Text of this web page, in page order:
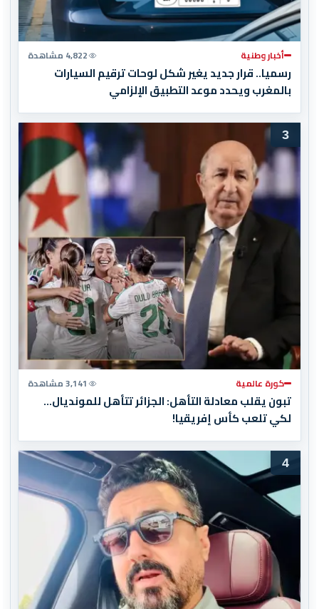
أخبار وطنية 4,822 مشاهدة
رسميا.. قرار جديد يغير شكل لوحات ترقيم السيارات
بالمغرب ويحدد موعد التطبيق الإلزامي
3
كورة عالمية 3,141 مشاهدة
تبون يقلب معادلة التأهل: الجزائر تتأهل للمونديال…
لكي تلعب كأس إفريقيا!
4